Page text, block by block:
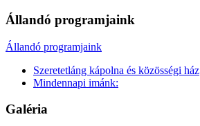
Állandó programjaink
Állandó programjaink
Szeretetláng kápolna és közösségi ház
Mindennapi imánk:
Galéria